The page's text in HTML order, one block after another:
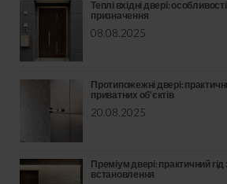
Теплі вхідні двері:
призначення
08.08.2025
Протипожежні двері:
приватних об’єктів
20.08.2025
Преміум двері: практичний гід
встановлення